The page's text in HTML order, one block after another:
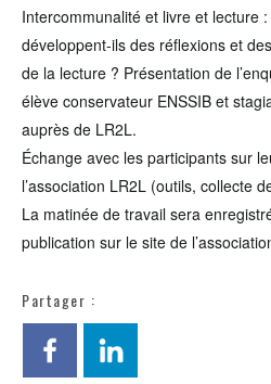
Intercommunalité et livre et lecture
développent-ils des réflexions et
de la lecture ? Présentation de
élève conservateur ENSSIB et
auprès de LR2L.
Échange avec les participants sur
l’association LR2L (outils, collecte
La matinée de travail sera
publication sur le site de
Partager :